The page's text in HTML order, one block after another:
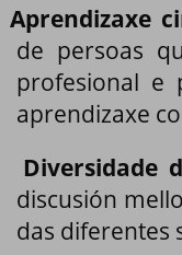
Aprendizaxe
de persoas
profesional e
aprendizaxe
Diversidade
discusión
das diferentes